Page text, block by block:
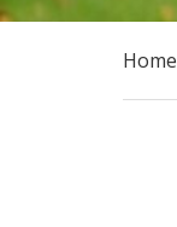
Home